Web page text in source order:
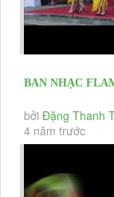
BAN NHẠC
KIỆN KHAI
bởi Đặng Thanh
4 năm trước